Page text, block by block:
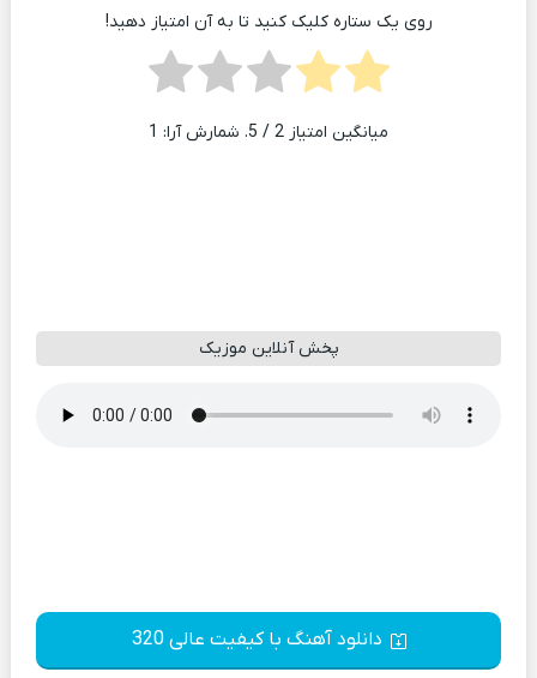
روی یک ستاره کلیک کنید تا به آن امتیاز دهید!
میانگین امتیاز 2 / 5. شمارش آرا: 1
پخش آنلاین موزیک
دانلود آهنگ با کیفیت عالی 320